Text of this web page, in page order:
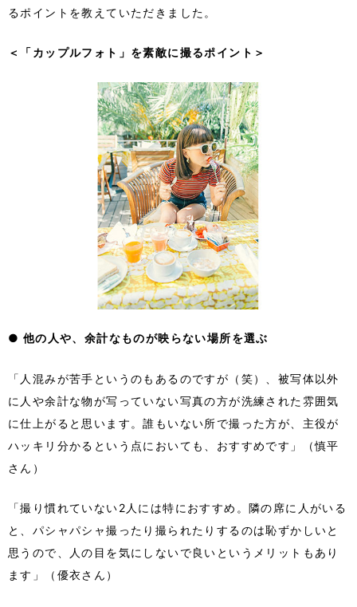
るポイントを教えていただきました。
＜「カップルフォト」を素敵に撮るポイント＞
● 他の人や、余計なものが映らない場所を選ぶ
「人混みが苦手というのもあるのですが（笑）、被写体以外
に人や余計な物が写っていない写真の方が洗練された雰囲気
に仕上がると思います。誰もいない所で撮った方が、主役が
ハッキリ分かるという点においても、おすすめです」（慎平
さん）
「撮り慣れていない2人には特におすすめ。隣の席に人がいる
と、パシャパシャ撮ったり撮られたりするのは恥ずかしいと
思うので、人の目を気にしないで良いというメリットもあり
ます」（優衣さん）